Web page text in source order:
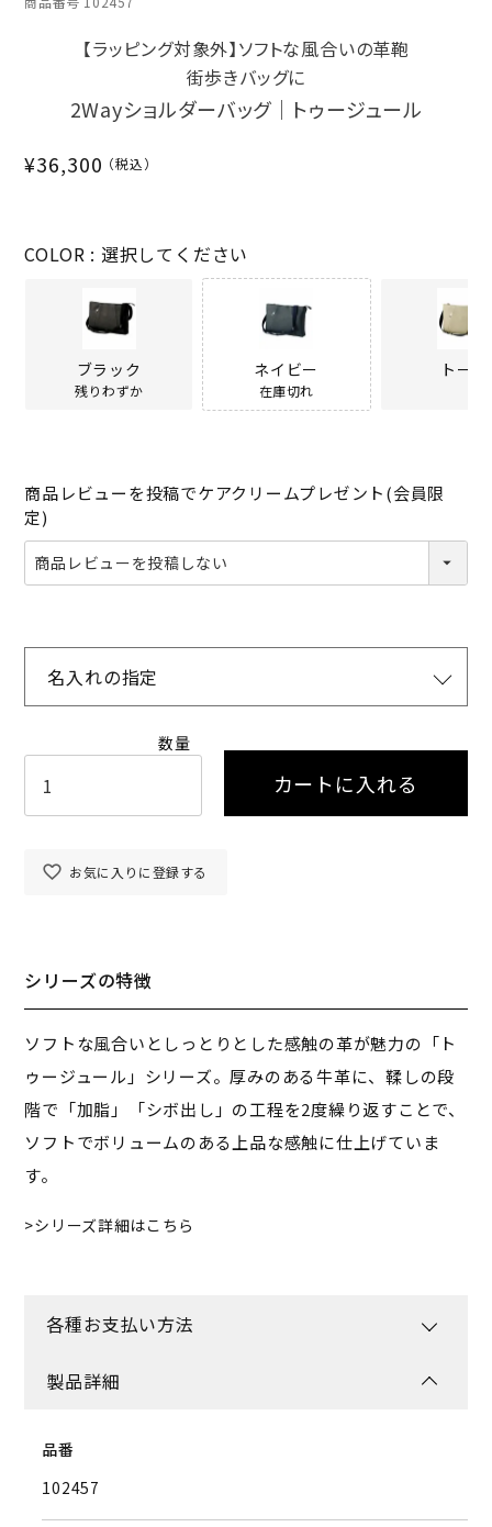
【ラッピング対象外】ソフトな風合いの革鞄
街歩きバッグに
2Wayショルダーバッグ｜トゥージュール
¥36,300
COLOR 選択してください
ブラック
残りわずか
ネイビー
在庫切れ
トープ
お気に入りに登録する
カートに入れる
商品レビューを投稿でケアクリームプレゼント(会員限
定)
名入れの指定
シリーズの特徴
ソフトな風合いとしっとりとした感触の革が魅力の「ト
ゥージュール」シリーズ。厚みのある牛革に、鞣しの段
階で「加脂」「シボ出し」の工程を2度繰り返すことで、
ソフトでボリュームのある上品な感触に仕上げていま
す。
シリーズ詳細はこちら
各種お支払い方法
製品詳細
品番
102457